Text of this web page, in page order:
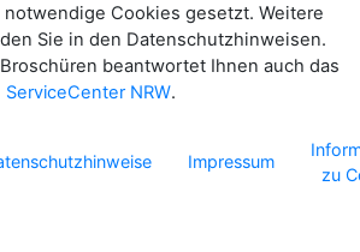
notwendige Cookies gesetzt. Weitere
Sie in den Datenschutzhinweisen.
beantwortet Ihnen auch das
ServiceCenter NRW.
Impressum
zu